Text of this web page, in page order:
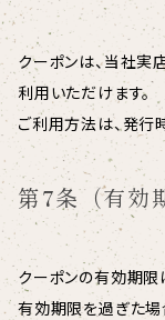
クーポンは、当社実
利用いただけます。
ご利用方法は、発行
第7条（有効
クーポンの有効期限
有効期限を過ぎた場